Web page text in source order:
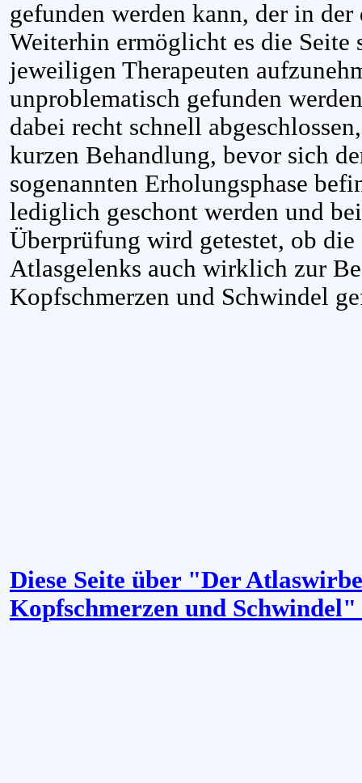
gefunden werden kann, der in
Weiterhin ermöglicht es die Seite
jeweiligen Therapeuten
unproblematisch gefunden
dabei recht schnell
kurzen Behandlung, bevor sich
sogenannten Erholungsphase
lediglich geschont werden und
Überprüfung wird getestet, ob
Atlasgelenks auch wirklich zur
Kopfschmerzen und Schwindel
Diese Seite über "Der
Kopfschmerzen und